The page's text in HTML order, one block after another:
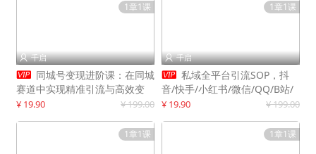
1章1课
 千启
 同城号变现进阶课：在同城
赛道中实现精准引流与高效变
现，单店月引流成交额提升50%
¥ 19.90 ¥ 199.00
1章1课
 千启
 私域全平台引流SOP，抖
音/快手/小红书/微信/QQ/B站/
闲鱼等，技术合集，高效转化公
¥ 19.90 ¥ 199.00
1章1课 1章1课